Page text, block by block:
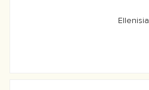
Ellenisia